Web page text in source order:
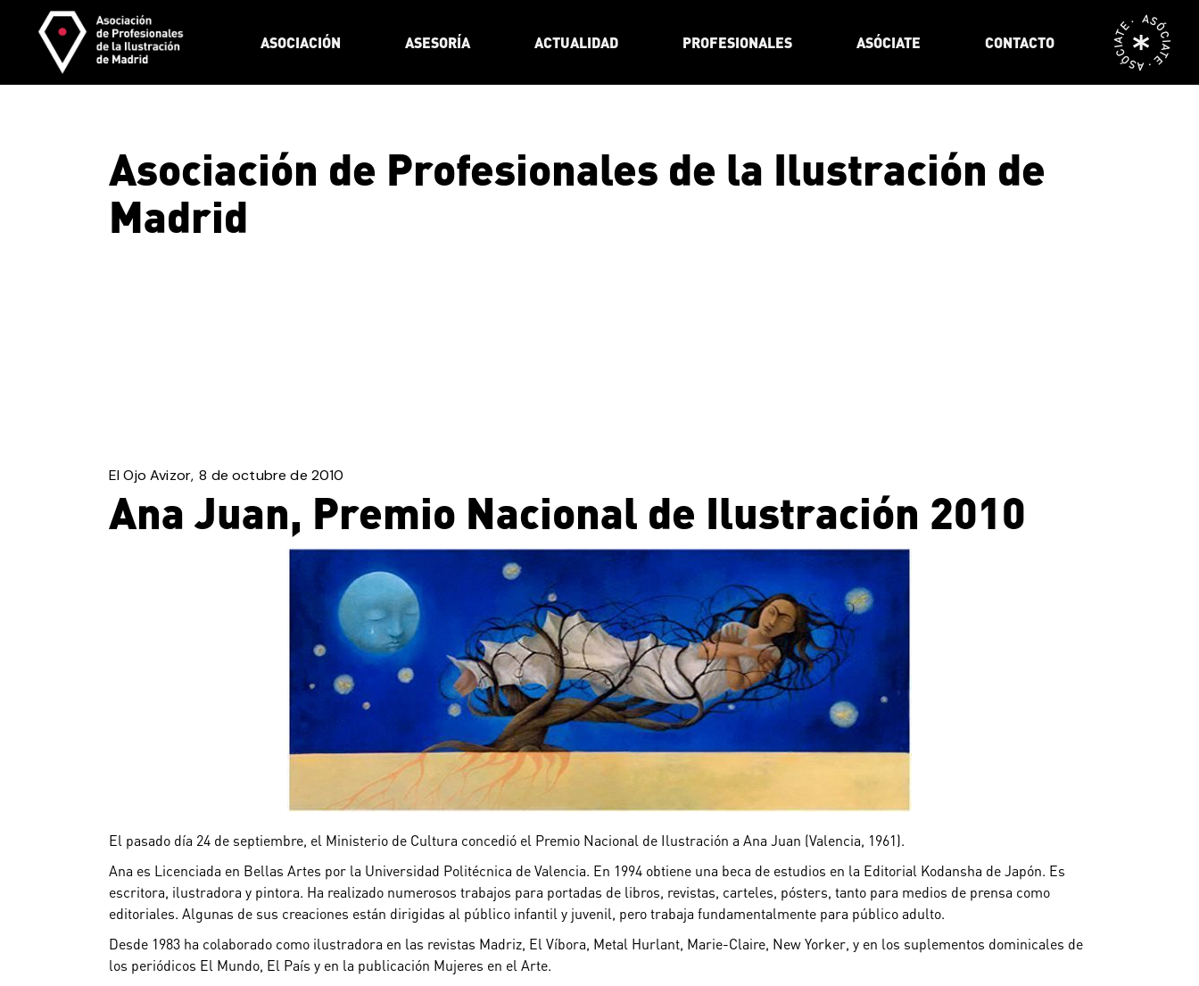
content
ASOCIACIÓN ASESORÍA ACTUALIDAD PROFESIONALES ASÓCIATE CONTACTO ASÓCIATE · ASÓCIATE ·
Asociación de Profesionales de la Ilustración de
Madrid
El Ojo Avizor 8 de octubre de 2010
Ana Juan, Premio Nacional de Ilustración 2010
El pasado día 24 de septiembre, el Ministerio de Cultura concedió el Premio Nacional de Ilustración a Ana Juan (Valencia, 1961).
Ana es Licenciada en Bellas Artes por la Universidad Politécnica de Valencia. En 1994 obtiene una beca de estudios en la Editorial Kodansha de Japón. Es
escritora, ilustradora y pintora. Ha realizado numerosos trabajos para portadas de libros, revistas, carteles, pósters, tanto para medios de prensa como
editoriales. Algunas de sus creaciones están dirigidas al público infantil y juvenil, pero trabaja fundamentalmente para público adulto.
Desde 1983 ha colaborado como ilustradora en las revistas Madriz, El Víbora, Metal Hurlant, Marie-Claire, New Yorker, y en los suplementos dominicales de
los periódicos El Mundo, El País y en la publicación Mujeres en el Arte.